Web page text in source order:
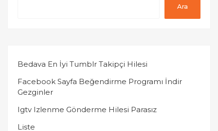
Ara
Bedava En İyi Tumblr Takipçi Hilesi
Facebook Sayfa Beğendirme Programı İndir
Gezginler
Igtv Izlenme Gönderme Hilesi Parasız
Liste